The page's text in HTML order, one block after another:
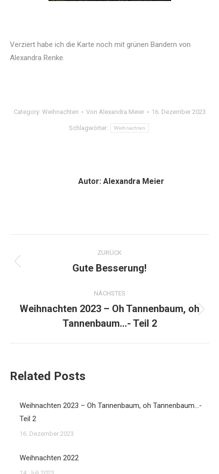
Verziert habe ich die Karte noch mit grünen Bandern von
Alexandra Renke.
Category: Weihnachten Von Alexandra Meier 16. Dezember 2023
Schlagwörter: Weihnachten
Autor: Alexandra Meier
Kommentarnavigation
ZURÜCK
Vorheriger
Gute Besserung!
NÄCHSTES
Beitrag:
Weihnachten 2023 – Oh Tannenbaum, oh
Tannenbaum…- Teil 2
Related Posts
Weihnachten 2023 – Oh Tannenbaum, oh Tannenbaum…-
Teil 2
16. Dezember 2023
Weihnachten 2022